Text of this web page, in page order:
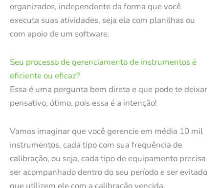
organizados, independente da forma que você
executa suas atividades, seja ela com planilhas ou
com apoio de um software.
Seu processo de gerenciamento de instrumentos é
eficiente ou eficaz?
Essa é uma pergunta bem direta e que pode te deixar
pensativo, ótimo, pois essa é a intenção!
Vamos imaginar que você gerencie em média 10 mil
instrumentos, cada tipo com sua frequência de
calibração, ou seja, cada tipo de equipamento precisa
ser acompanhado dentro do seu período e ser evitado
que utilizem ele com a calibração vencida.